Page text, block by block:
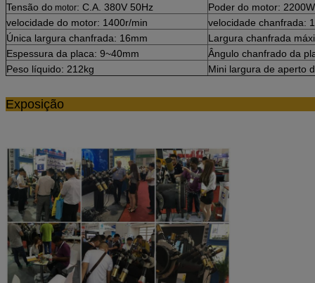
Tensão do motor: C.A. 380V 50Hz
Poder do motor: 2200W
velocidade do motor: 1400r/min
velocidade chanfrada:
Única largura chanfrada: 16mm
Largura chanfrada
Espessura da placa: 9~40mm
Ângulo chanfrado da
Peso líquido: 212kg
Mini largura de aperto